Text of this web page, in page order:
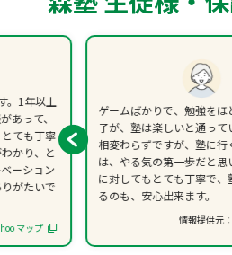
。1年以上
あって、
ても丁寧
かり、と
ーション
がたいで
マップ
ゲームばかりで、勉強をほ
子が、塾は楽しいと通って
相変わらずですが、塾に行
は、やる気の第一歩だと思
に対してもとても丁寧で、
るのも、安心出来ます。
情報提供元：